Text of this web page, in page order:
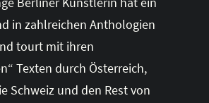
in zahlreichen Anthologien
tourt mit ihren
Texten durch Österreich,
Schweiz und den Rest von